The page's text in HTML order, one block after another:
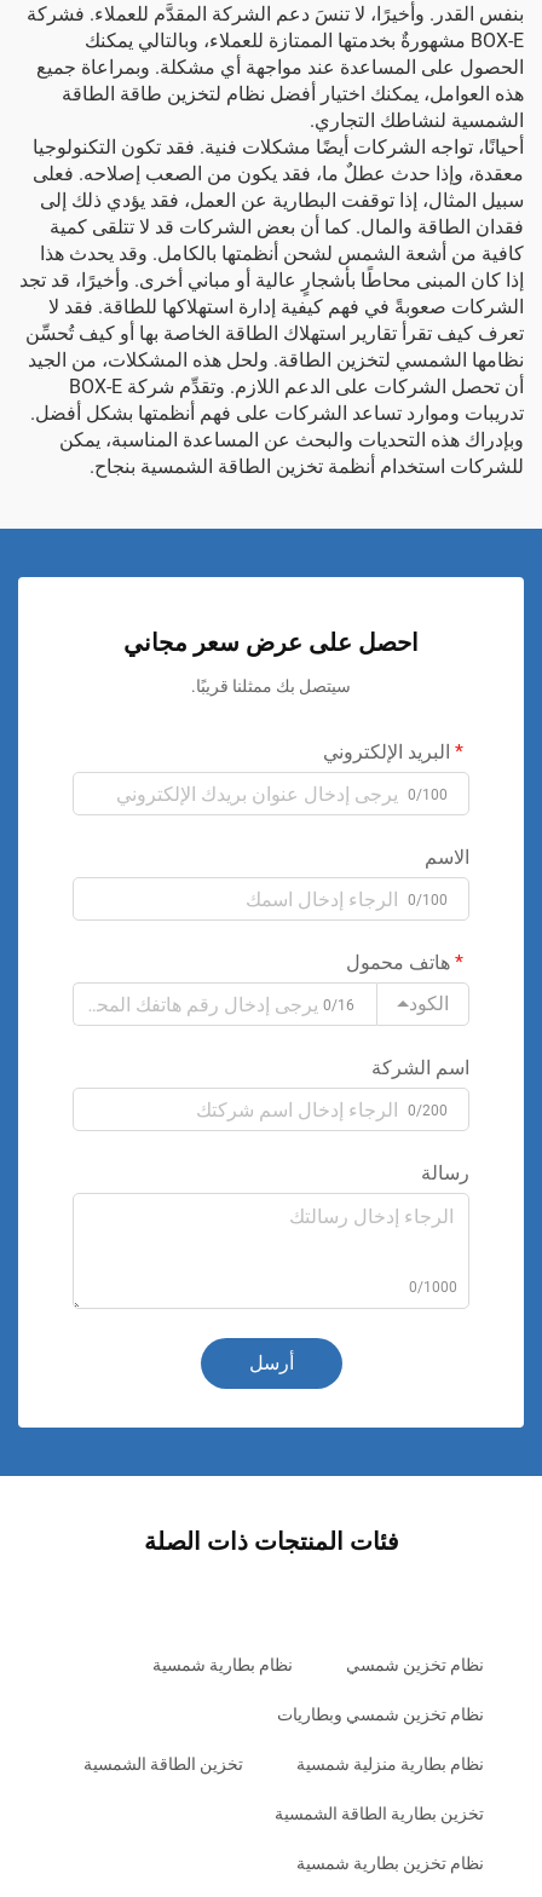
بنفس القدر. وأخيرًا، لا تنسَ دعم الشركة المقدَّم للعملاء. فشركة
BOX-E مشهورةٌ بخدمتها الممتازة للعملاء، وبالتالي يمكنك
الحصول على المساعدة عند مواجهة أي مشكلة. وبمراعاة جميع
هذه العوامل، يمكنك اختيار أفضل نظام لتخزين طاقة الطاقة
الشمسية لنشاطك التجاري.
أحيانًا، تواجه الشركات أيضًا مشكلات فنية. فقد تكون التكنولوجيا
معقدة، وإذا حدث عطلٌ ما، فقد يكون من الصعب إصلاحه. فعلى
سبيل المثال، إذا توقفت البطارية عن العمل، فقد يؤدي ذلك إلى
فقدان الطاقة والمال. كما أن بعض الشركات قد لا تتلقى كمية
كافية من أشعة الشمس لشحن أنظمتها بالكامل. وقد يحدث هذا
إذا كان المبنى محاطًا بأشجارٍ عالية أو مباني أخرى. وأخيرًا، قد تجد
الشركات صعوبةً في فهم كيفية إدارة استهلاكها للطاقة. فقد لا
تعرف كيف تقرأ تقارير استهلاك الطاقة الخاصة بها أو كيف تُحسِّن
نظامها الشمسي لتخزين الطاقة. ولحل هذه المشكلات، من الجيد
أن تحصل الشركات على الدعم اللازم. وتقدِّم شركة BOX-E
تدريبات وموارد تساعد الشركات على فهم أنظمتها بشكل أفضل.
وبإدراك هذه التحديات والبحث عن المساعدة المناسبة، يمكن
للشركات استخدام أنظمة تخزين الطاقة الشمسية بنجاح.
احصل على عرض سعر مجاني
سيتصل بك ممثلنا قريبًا.
البريد الإلكتروني
0/100
الاسم
0/100
هاتف محمول
الكود
0/16
اسم الشركة
0/200
رسالة
0/1000
أرسل
فئات المنتجات ذات الصلة
نظام تخزين شمسي نظام بطارية شمسية
نظام تخزين شمسي وبطاريات
نظام بطارية منزلية شمسية تخزين الطاقة الشمسية
تخزين بطارية الطاقة الشمسية
نظام تخزين بطارية شمسية